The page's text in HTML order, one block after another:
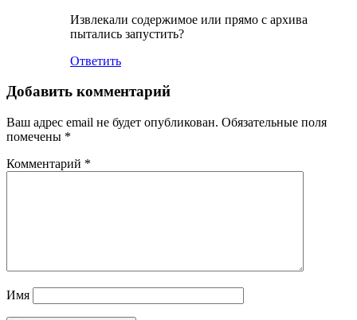
Извлекали содержимое или прямо с архива
пытались запустить?
Ответить
Добавить комментарий
Ваш адрес email не будет опубликован. Обязательные поля
помечены *
Комментарий *
Имя